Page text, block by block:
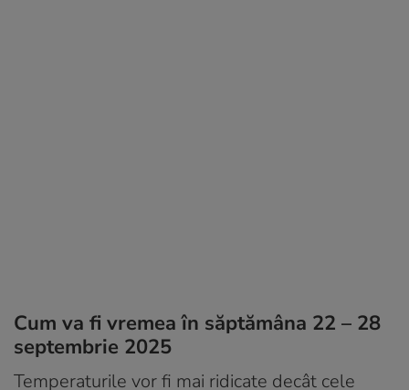
Cum va fi vremea în săptămâna 22 – 28
septembrie 2025
Temperaturile vor fi mai ridicate decât cele